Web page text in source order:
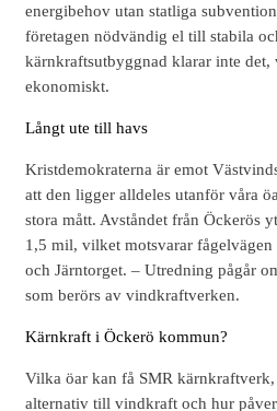
energibehov utan statliga
företagen nödvändig el till stabila
kärnkraftsutbyggnad klarar inte det,
ekonomiskt.
Långt ute till havs
Kristdemokraterna är emot
att den ligger alldeles utanför våra
stora mått. Avståndet från Öckerös
1,5 mil, vilket motsvarar
och Järntorget. – Utredning pågår
som berörs av vindkraftverken.
Kärnkraft i Öckerö kommun?
Vilka öar kan få SMR
alternativ till vindkraft och hur